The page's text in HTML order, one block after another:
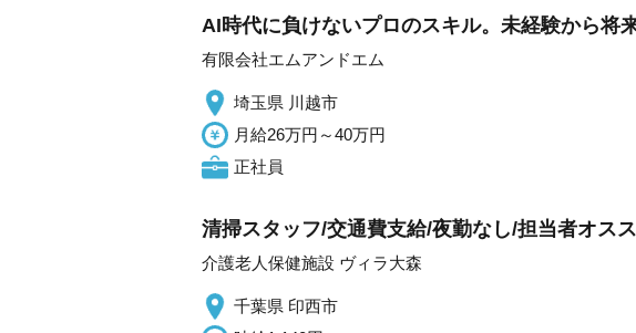
AI時代に負けないプロのスキル。未経験から将
有限会社エムアンドエム
埼玉県 川越市
月給26万円～40万円
正社員
清掃スタッフ/交通費支給/夜勤なし/担当者オス
介護老人保健施設 ヴィラ大森
千葉県 印西市